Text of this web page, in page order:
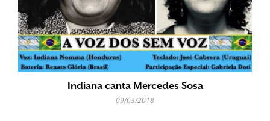
Indiana canta Mercedes Sosa
09/03/2018